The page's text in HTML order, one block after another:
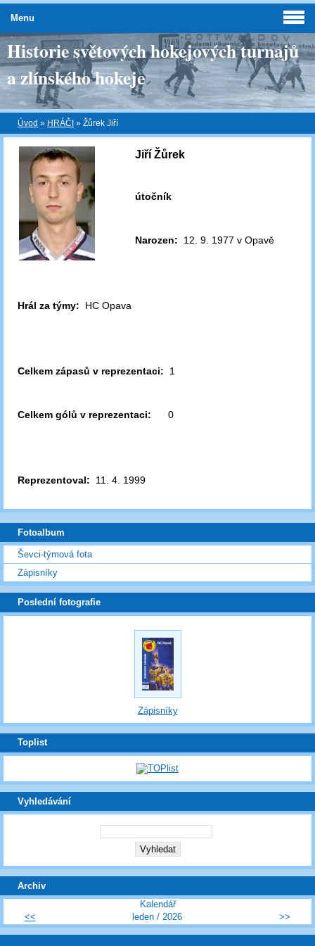
Historie světových hokejových turnajů
a zlínského hokeje
Úvod » HRÁČI » Žůrek Jiří
Jiří Žůrek
útočník
Narozen: 12. 9. 1977 v Opavě
Hrál za týmy: HC Opava
Celkem zápasů v reprezentaci: 1
Celkem gólů v reprezentaci: 0
Reprezentoval: 11. 4. 1999
Menu
Fotoalbum
Ševci-týmová fota
Zápisníky
Poslední fotografie
Zápisníky
Toplist
Vyhledávání
Archiv
Kalendář
<<
leden / 2026 >>